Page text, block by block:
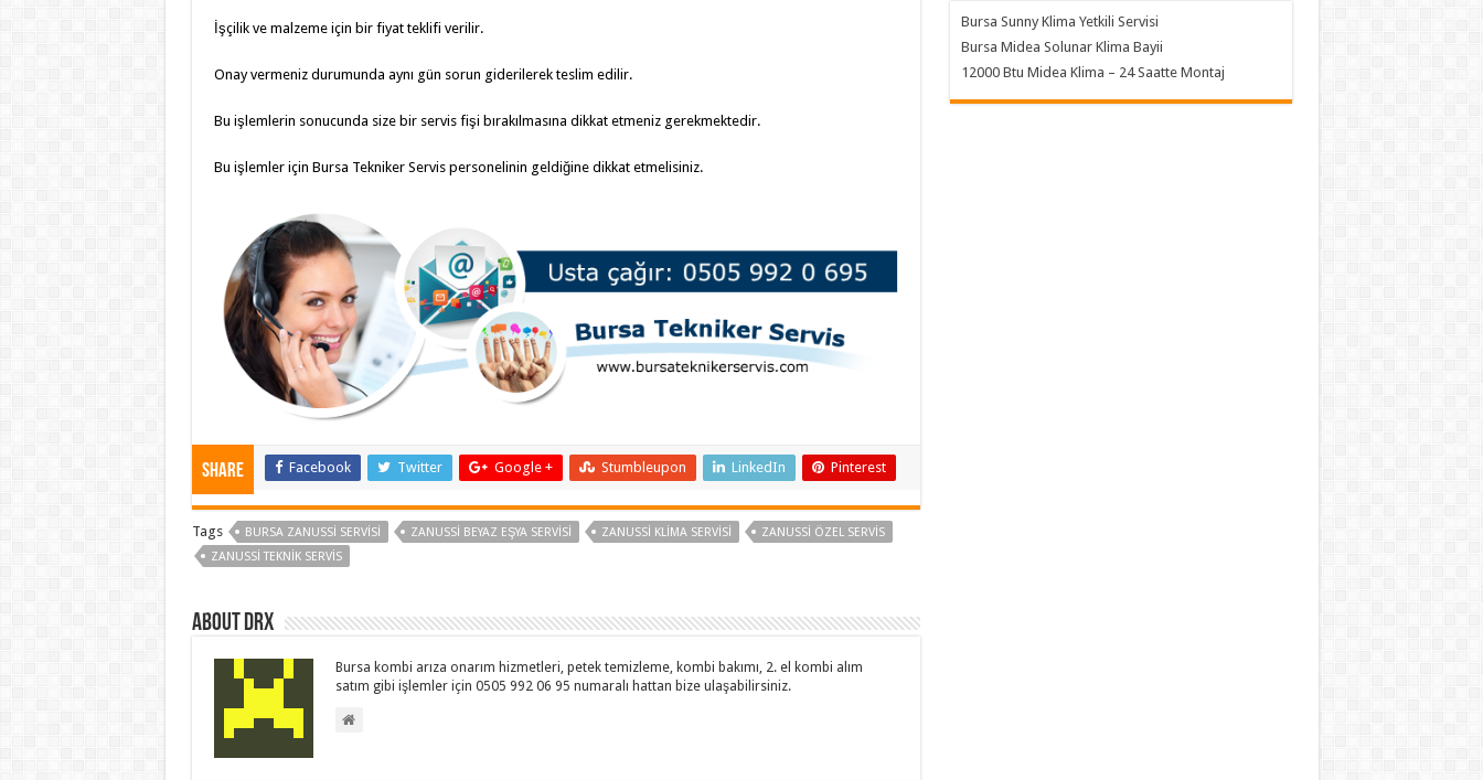
İşçilik ve malzeme için bir fiyat teklifi verilir.
Onay vermeniz durumunda aynı gün sorun giderilerek teslim edilir.
Bu işlemlerin sonucunda size bir servis fişi bırakılmasına dikkat etmeniz gerekmektedir.
Bu işlemler için Bursa Tekniker Servis personelinin geldiğine dikkat etmelisiniz.
Share Facebook Twitter Google + Stumbleupon LinkedIn Pinterest
Tags BURSA ZANUSSI SERVISI ZANUSSI BEYAZ EŞYA SERVISI ZANUSSI KLIMA SERVISI
ZANUSSI ÖZEL SERVIS
ZANUSSI TEKNIK SERVIS
About drx
Bursa kombi arıza onarım hizmetleri, petek temizleme, kombi bakımı, 2. el kombi alım
satım gibi işlemler için 0505 992 06 95 numaralı hattan bize ulaşabilirsiniz.
Bursa Sunny Klima Yetkili Servisi
Bursa Midea Solunar Klima Bayii
12000 Btu Midea Klima – 24 Saatte Montaj